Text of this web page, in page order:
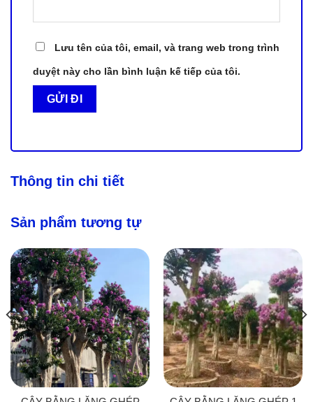
Lưu tên của tôi, email, và trang web trong trình
duyệt này cho lần bình luận kế tiếp của tôi.
Thông tin chi tiết
Sản phẩm tương tự